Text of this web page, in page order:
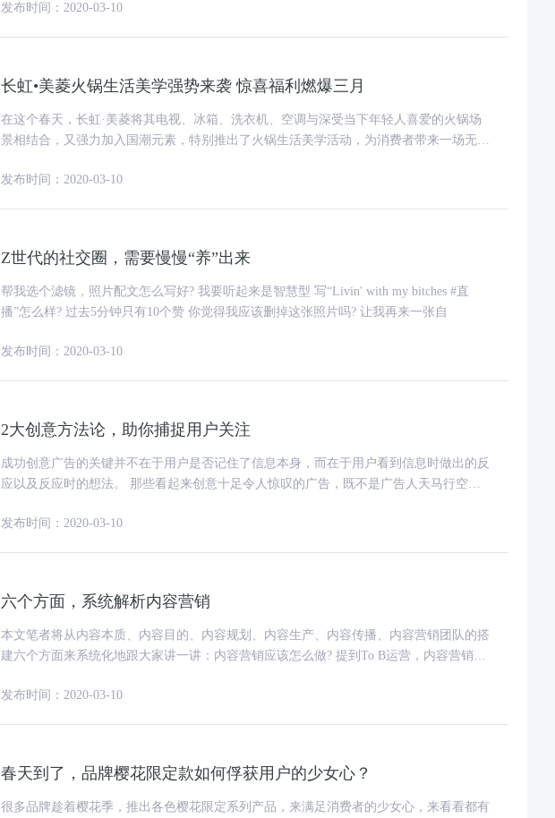
发布时间：2020-03-10
长虹•美菱火锅生活美学强势来袭 惊喜福利燃爆三月
在这个春天，长虹·美菱将其电视、冰箱、洗衣机、空调与深受当下年轻人喜爱的火锅场
景相结合，又强力加入国潮元素，特别推出了火锅生活美学活动，为消费者带来一场无比
发布时间：2020-03-10
Z世代的社交圈，需要慢慢“养”出来
帮我选个滤镜，照片配文怎么写好? 我要听起来是智慧型 写“Livin' with my bitches #直
播”怎么样? 过去5分钟只有10个赞 你觉得我应该删掉这张照片吗? 让我再来一张自
发布时间：2020-03-10
2大创意方法论，助你捕捉用户关注
成功创意广告的关键并不在于用户是否记住了信息本身，而在于用户看到信息时做出的反
应以及反应时的想法。 那些看起来创意十足令人惊叹的广告，既不是广告人天马行空的
发布时间：2020-03-10
六个方面，系统解析内容营销
本文笔者将从内容本质、内容目的、内容规划、内容生产、内容传播、内容营销团队的搭
建六个方面来系统化地跟大家讲一讲：内容营销应该怎么做? 提到To B运营，内容营销是
发布时间：2020-03-10
春天到了，品牌樱花限定款如何俘获用户的少女心？
很多品牌趁着樱花季，推出各色樱花限定系列产品，来满足消费者的少女心，来看看都有